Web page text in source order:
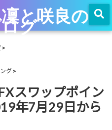
と咲良の
グ
グ
スワップポイン
年7月29日から